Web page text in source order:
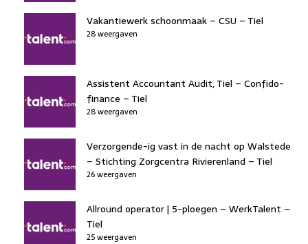
Vakantiewerk schoonmaak – CSU – Tiel
28 weergaven
Assistent Accountant Audit, Tiel – Confido-
finance – Tiel
28 weergaven
Verzorgende-ig vast in de nacht op Walstede
– Stichting Zorgcentra Rivierenland – Tiel
26 weergaven
Allround operator | 5-ploegen – WerkTalent –
Tiel
25 weergaven